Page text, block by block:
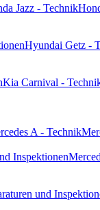
Jazz - Technik
Hyundai Getz -
Kia Carnival -
A - Technik
Inspektionen
und